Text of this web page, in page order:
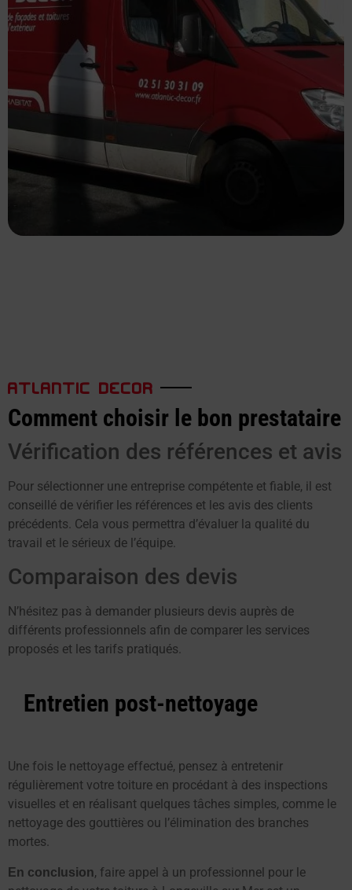
ATLANTIC DECOR
Comment choisir le bon prestataire
Vérification des références et avis
Pour sélectionner une entreprise compétente et fiable, il est
conseillé de vérifier les références et les avis des clients
précédents. Cela vous permettra d’évaluer la qualité du
travail et le sérieux de l’équipe.
Comparaison des devis
N’hésitez pas à demander plusieurs devis auprès de
différents professionnels afin de comparer les services
proposés et les tarifs pratiqués.
Entretien post-nettoyage
Une fois le nettoyage effectué, pensez à entretenir
régulièrement votre toiture en procédant à des inspections
visuelles et en réalisant quelques tâches simples, comme le
nettoyage des gouttières ou l’élimination des branches
mortes.
En conclusion, faire appel à un professionnel pour le